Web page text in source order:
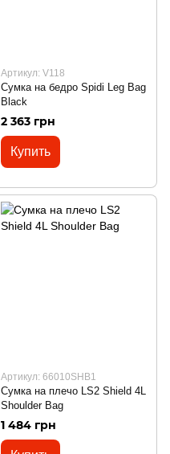
Артикул: V118
Сумка на бедро Spidi Leg Bag
Black
2 363 грн
Купить
Артикул: 66010SHB1
Сумка на плечо LS2 Shield 4L
Shoulder Bag
1 484 грн